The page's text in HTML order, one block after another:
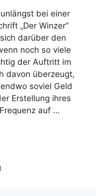
bei einer
„Der Winzer“
darüber den
noch so viele
der Auftritt im
davon überzeugt,
soviel Geld
Erstellung ihres
auf …